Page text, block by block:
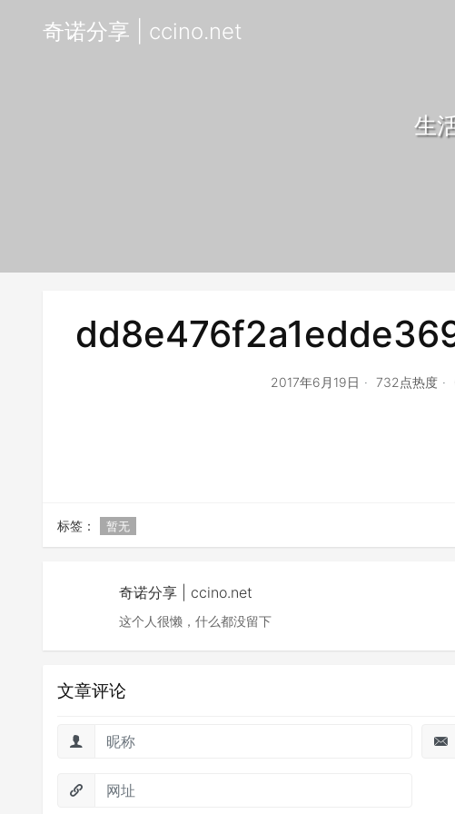
奇诺分享 | ccino.net
生
2017年6月19日 732点热度
标签： 暂无
奇诺分享 | ccino.net
这个人很懒，什么都没留下
文章评论